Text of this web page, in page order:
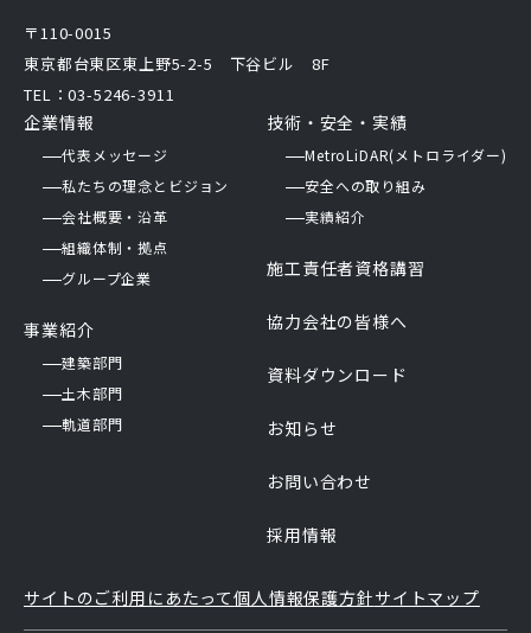
〒110-0015
東京都台東区東上野5-2-5 下谷ビル 8F
TEL：03-5246-3911
企業情報
代表メッセージ
私たちの理念とビジョン
会社概要・沿革
組織体制・拠点
グループ企業
事業紹介
建築部門
土木部門
軌道部門
技術・安全・実績
MetroLiDAR(メトロライダー)
安全への取り組み
実績紹介
施工責任者資格講習
協力会社の皆様へ
資料ダウンロード
お知らせ
お問い合わせ
採用情報
サイトのご利用にあたって個人情報保護方針サイトマップ